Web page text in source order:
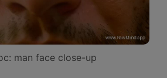
man face close-up